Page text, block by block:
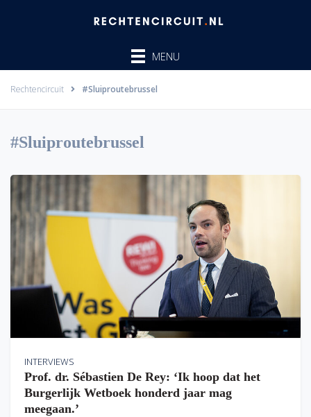
MENU
Rechtencircuit #Sluiproutebrussel
#Sluiproutebrussel
INTERVIEWS
Prof. dr. Sébastien De Rey: ‘Ik hoop dat het
Burgerlijk Wetboek honderd jaar mag
meegaan.’